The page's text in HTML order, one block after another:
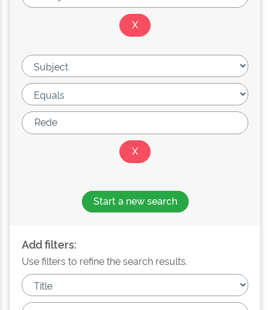
Start a new search
Add filters:
Use filters to refine the search results.